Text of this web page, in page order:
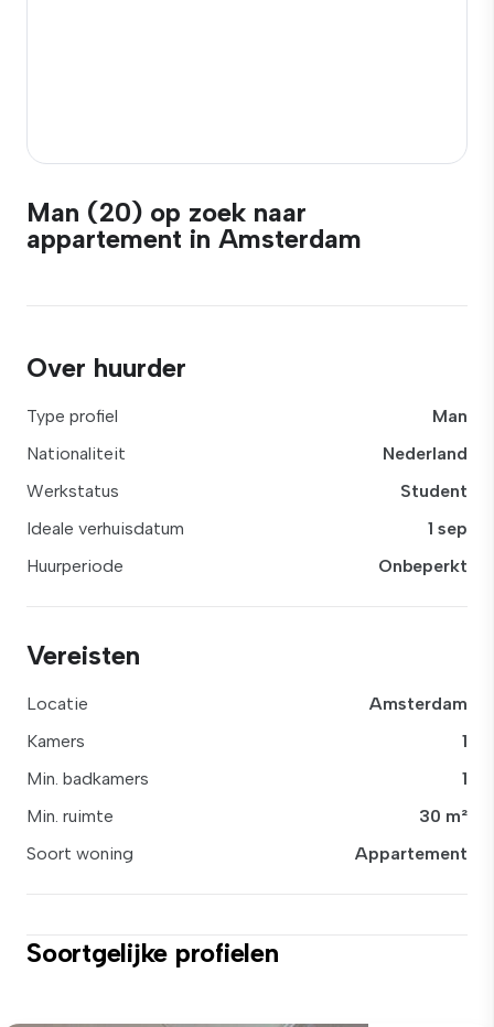
Man (20) op zoek naar
appartement in Amsterdam
Over huurder
Type profiel
Man
Nationaliteit
Nederland
Werkstatus
Student
Ideale verhuisdatum
1 sep
Huurperiode
Onbeperkt
Vereisten
Locatie
Amsterdam
Kamers
1
Min. badkamers
1
Min. ruimte
30 m²
Soort woning
Appartement
Soortgelijke profielen